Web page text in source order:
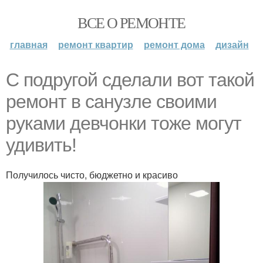
ВСЕ О РЕМОНТЕ
главная ремонт квартир ремонт дома дизайн
С подругой сделали вот такой
ремонт в санузле своими
руками девчонки тоже могут
удивить!
Получилось чисто, бюджетно и красиво